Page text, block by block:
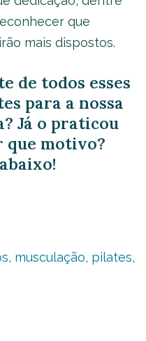
que
mais dispostos.
de todos esses
para a nossa
Já o praticou
que motivo?
, musculação, pilates,